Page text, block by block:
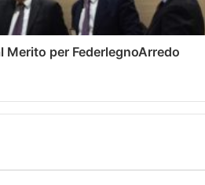
Merito per FederlegnoArredo